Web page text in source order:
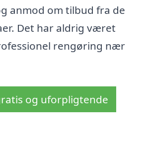
anmod om tilbud fra de
Det har aldrig været
rengøring nær
og uforpligtende